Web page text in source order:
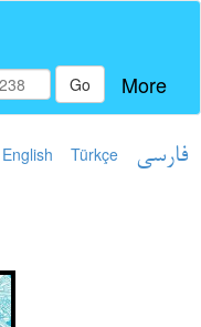
Go More
English Türkçe فارسی